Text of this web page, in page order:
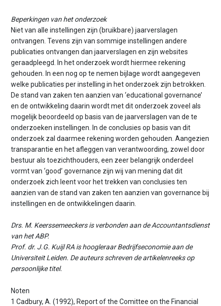
Beperkingen van het onderzoek
Niet van alle instellingen zijn (bruikbare) jaarverslagen
ontvangen. Tevens zijn van sommige instellingen andere
publicaties ontvangen dan jaarverslagen en zijn websites
geraadpleegd. In het onderzoek wordt hiermee rekening
gehouden. In een nog op te nemen bijlage wordt aangegeven
welke publicaties per instelling in het onderzoek zijn betrokken.
De stand van zaken ten aanzien van ‘educational governance’
en de ontwikkeling daarin wordt met dit onderzoek zoveel als
mogelijk beoordeeld op basis van de jaarverslagen van de te
onderzoeken instellingen. In de conclusies op basis van dit
onderzoek zal daarmee rekening worden gehouden. Aangezien
transparantie en het afleggen van verantwoording, zowel door
bestuur als toezichthouders, een zeer belangrijk onderdeel
vormt van ‘good’ governance zijn wij van mening dat dit
onderzoek zich leent voor het trekken van conclusies ten
aanzien van de stand van zaken ten aanzien van governance bij
instellingen en de ontwikkelingen daarin.
Drs. M. Keerssemeeckers is verbonden aan de Accountantsdienst
van het ABP.
Prof. dr. J.G. Kuijl RA is hoogleraar Bedrijfseconomie aan de
Universiteit Leiden. De auteurs schreven de artikelenreeks op
persoonlijke titel.
Noten
1 Cadbury, A. (1992), Report of the Comittee on the Financial